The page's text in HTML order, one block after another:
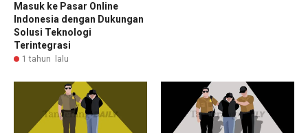
Masuk ke Pasar Online
Indonesia dengan Dukungan
Solusi Teknologi
Terintegrasi
1 tahun lalu